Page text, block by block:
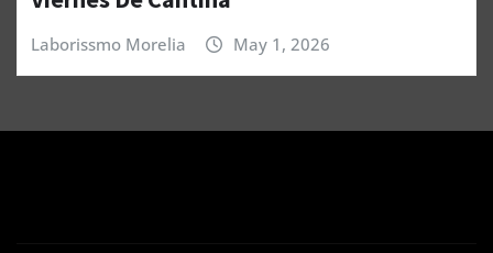
Laborissmo Morelia May 1, 2026